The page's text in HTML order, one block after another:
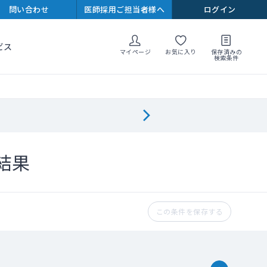
問い合わせ 医師採用ご担当者様へ ログイン
ス マイページ お気に入り 保存済みの
検索条件
果
この条件を保存する